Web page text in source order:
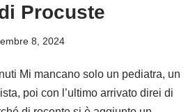
Procuste
8, 2024
Mi mancano solo un pediatra, un
poi con l’ultimo arrivato direi di